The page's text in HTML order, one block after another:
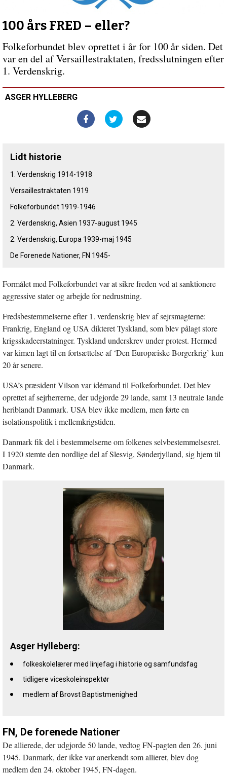
være
Kristus
–
livsmod
på
trods
100 års FRED – eller?
Folkeforbundet blev oprettet i år for 100 år siden. Det
var en del af Versaillestraktaten, fredsslutningen efter
1. Verdenskrig.
ASGER HYLLEBERG
Lidt historie
1. Verdenskrig 1914-1918
Versaillestraktaten 1919
Folkeforbundet 1919-1946
2. Verdenskrig, Asien 1937-august 1945
2. Verdenskrig, Europa 1939-maj 1945
De Forenede Nationer, FN 1945-
Formålet med Folkeforbundet var at sikre freden ved at sanktionere
aggressive stater og arbejde for nedrustning.
Fredsbestemmelserne efter 1. verdenskrig blev af sejrsmagterne:
Frankrig, England og USA dikteret Tyskland, som blev pålagt store
krigsskadeerstatninger. Tyskland underskrev under protest. Hermed
var kimen lagt til en fortsættelse af ‘Den Europæiske Borgerkrig’ kun
20 år senere.
USA’s præsident Vilson var idémand til Folkeforbundet. Det blev
oprettet af sejrherrerne, der udgjorde 29 lande, samt 13 neutrale lande
heriblandt Danmark. USA blev ikke medlem, men førte en
isolationspolitik i mellemkrigstiden.
Danmark fik del i bestemmelserne om folkenes selvbestemmelsesret.
I 1920 stemte den nordlige del af Slesvig, Sønderjylland, sig hjem til
Danmark.
Asger Hylleberg:
folkeskolelærer med linjefag i historie og samfundsfag
tidligere viceskoleinspektør
medlem af Brovst Baptistmenighed
FN, De forenede Nationer
De allierede, der udgjorde 50 lande, vedtog FN-pagten den 26. juni
1945. Danmark, der ikke var anerkendt som allieret, blev dog
medlem den 24. oktober 1945, FN-dagen.